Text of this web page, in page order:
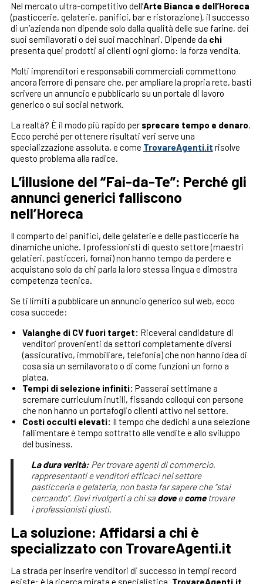
Nel mercato ultra-competitivo dell’Arte Bianca e dell’Horeca
(pasticcerie, gelaterie, panifici, bar e ristorazione), il successo
di un’azienda non dipende solo dalla qualità delle sue farine, dei
suoi semilavorati o dei suoi macchinari. Dipende da chi
presenta quei prodotti ai clienti ogni giorno: la forza vendita.
Molti imprenditori e responsabili commerciali commettono
ancora l’errore di pensare che, per ampliare la propria rete, basti
scrivere un annuncio e pubblicarlo su un portale di lavoro
generico o sui social network.
La realtà? È il modo più rapido per sprecare tempo e denaro.
Ecco perché per ottenere risultati veri serve una
specializzazione assoluta, e come TrovareAgenti.it risolve
questo problema alla radice.
L’illusione del “Fai-da-Te”: Perché gli
annunci generici falliscono
nell’Horeca
Il comparto dei panifici, delle gelaterie e delle pasticcerie ha
dinamiche uniche. I professionisti di questo settore (maestri
gelatieri, pasticceri, fornai) non hanno tempo da perdere e
acquistano solo da chi parla la loro stessa lingua e dimostra
competenza tecnica.
Se ti limiti a pubblicare un annuncio generico sul web, ecco
cosa succede:
Valanghe di CV fuori target: Riceverai candidature di
venditori provenienti da settori completamente diversi
(assicurativo, immobiliare, telefonia) che non hanno idea di
cosa sia un semilavorato o di come funzioni un forno a
platea.
Tempi di selezione infiniti: Passerai settimane a
scremare curriculum inutili, fissando colloqui con persone
che non hanno un portafoglio clienti attivo nel settore.
Costi occulti elevati: Il tempo che dedichi a una selezione
fallimentare è tempo sottratto alle vendite e allo sviluppo
del business.
La dura verità:Per trovare agenti di commercio,
rappresentanti e venditori efficaci nel settore
pasticceria e gelateria, non basta far sapere che “stai
cercando”. Devi rivolgerti a chi sa doveecometrovare
i professionisti giusti.
La soluzione: Affidarsi a chi è
specializzato con TrovareAgenti.it
La strada per inserire venditori di successo in tempi record
esiste: è la ricerca mirata e specialistica. TrovareAgenti.it